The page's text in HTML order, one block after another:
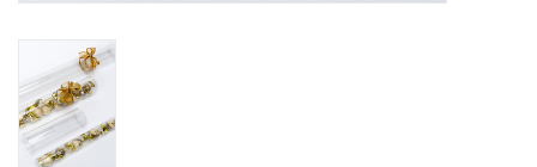
Catalogus: luxe dozen